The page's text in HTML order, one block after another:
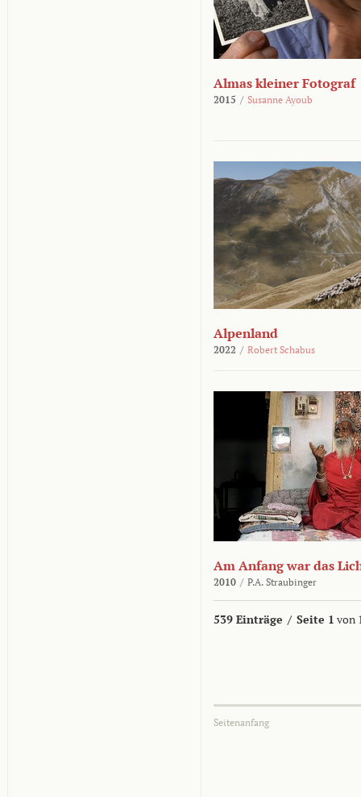
Almas kleiner Fotograf
2015 / Susanne Ayoub
Alpenland
2022 / Robert Schabus
Am Anfang war das
2010 / P.A. Straubinger
539 Einträge / Seite 1 von
Seitenanfang